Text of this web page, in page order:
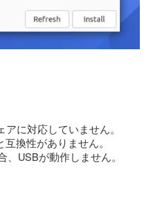
に対応していません。
換性がありません。
USBが動作しません。